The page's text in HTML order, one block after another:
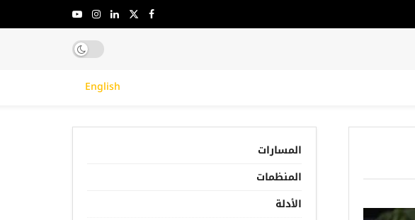
English
المسارات
المنظمات
الأدلة